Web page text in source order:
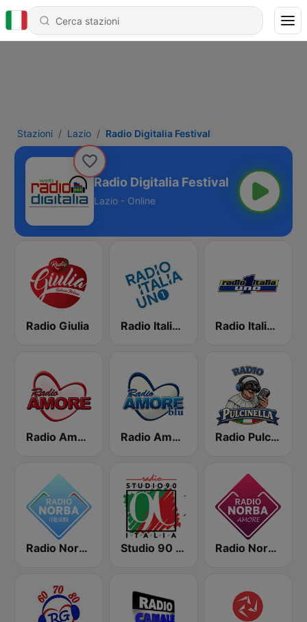
Stazioni Lazio Radio Digitalia Festival
Radio Digitalia Festival
Lazio - Online
Radio Giulia Radio Italia Uno 1 Radio Italia Uno
Radio Amore Catania Radio Amore Blu Radio Pulcinella Napoli
Radio Norba Italiana Studio 90 Italia Radio Norba Amore